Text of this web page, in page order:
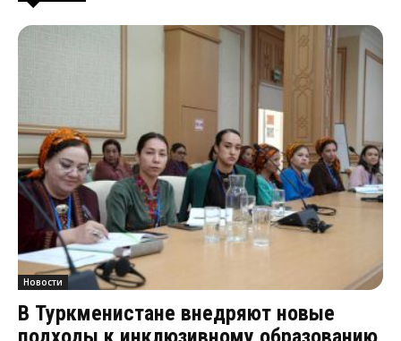
Новости
В Туркменистане внедряют новые